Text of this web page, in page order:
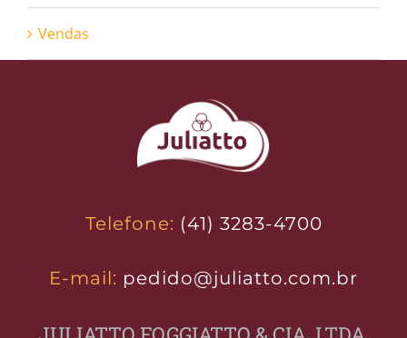
Vendas
Telefone: (41) 3283-4700
E-mail: pedido@juliatto.com.br